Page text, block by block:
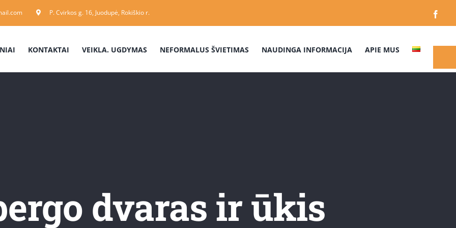
P. Cvirkos g. 16, Juodupė, Rokiškio r.
KONTAKTAI VEIKLA. UGDYMAS NEFORMALUS ŠVIETIMAS NAUDINGA INFORMACIJA APIE MUS
dvaras ir ūkis